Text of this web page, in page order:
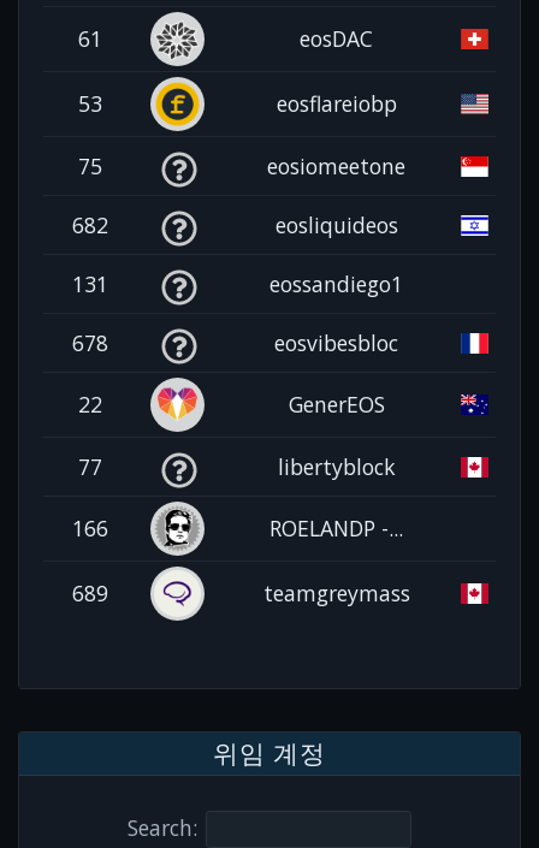
61 eosDAC
53 eosflareiobp
75 eosiomeetone
682 eosliquideos
131 eossandiego1
678 eosvibesbloc
22 GenerEOS
77 libertyblock
166 ROELANDP -...
689 teamgreymass
위임 계정
Search: